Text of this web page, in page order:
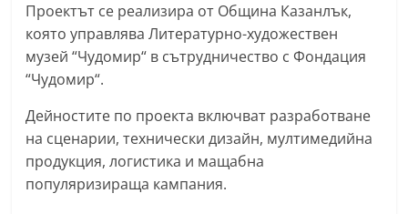
l
a
o
m
Проектът се реализира от Община Казанлък,
която управлява Литературно-художествен
музей “Чудомир“ в сътрудничество с Фондация
“Чудомир“.
Дейностите по проекта включват разработване
на сценарии, технически дизайн, мултимедийна
продукция, логистика и мащабна
популяризираща кампания.